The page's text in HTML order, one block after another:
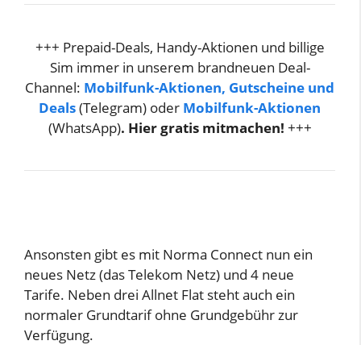
+++ Prepaid-Deals, Handy-Aktionen und billige
Sim immer in unserem brandneuen Deal-
Channel: Mobilfunk-Aktionen, Gutscheine und
Deals(Telegram) oder Mobilfunk-Aktionen
(WhatsApp). Hier gratis mitmachen! +++
Ansonsten gibt es mit Norma Connect nun ein
neues Netz (das Telekom Netz) und 4 neue
Tarife. Neben drei Allnet Flat steht auch ein
normaler Grundtarif ohne Grundgebühr zur
Verfügung.